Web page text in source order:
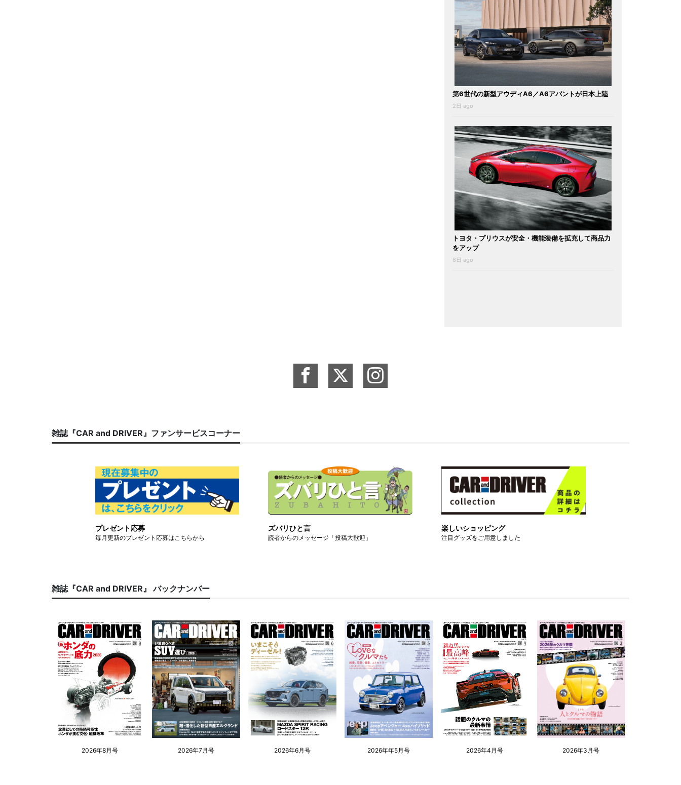
第6世代の新型アウディA6／A6アバントが日本上陸
2日 ago
トヨタ・プリウスが安全・機能装備を拡充して商品力
をアップ
6日 ago
雑誌『CAR and DRIVER』ファンサービスコーナー
プレゼント応募
毎月更新のプレゼント応募はこちらから
ズバリひと言
読者からのメッセージ「投稿大歓迎」
楽しいショッピング
注目グッズをご用意しました
雑誌『CAR and DRIVER』 バックナンバー
2026年8月号 2026年7月号 2026年6月号 2026年年5月号 2026年4月号 2026年3月号